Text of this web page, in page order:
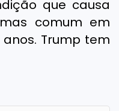
que causa
comum em
Trump tem